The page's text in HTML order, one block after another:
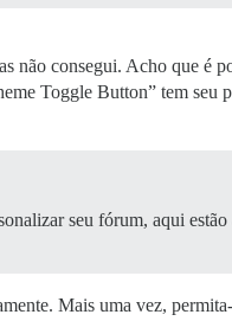
não consegui. Acho que é
Toggle Button” tem seu
seu fórum, aqui
Mais uma vez,